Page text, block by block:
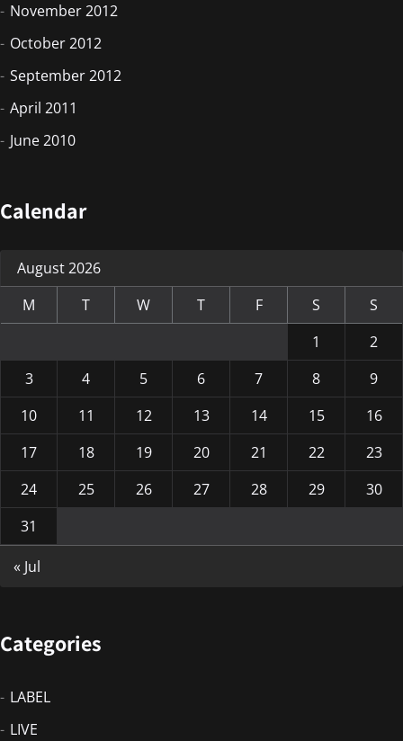
November 2012
October 2012
September 2012
April 2011
June 2010
Calendar
August 2026
M
T W T F S
S
1
2
3
4 5 6 7 8
9
10
11 12 13 14 15
16
17
18 19 20 21 22
23
24
25 26 27 28 29
30
31
« Jul
Categories
LABEL
LIVE